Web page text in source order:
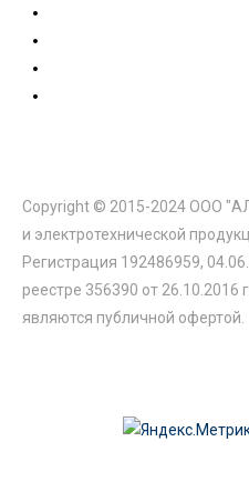
Copyright © 2015-2024 ООО
и электротехнической
Регистрация 192486959,
реестре 356390 от
являются публичной офертой.